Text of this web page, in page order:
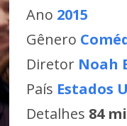
Ano 2015
Gênero
Diretor Noah
País Estados
Detalhes 84